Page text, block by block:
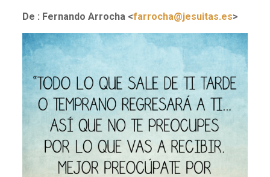
De : Fernando Arrocha <farrocha@jesuitas.es>